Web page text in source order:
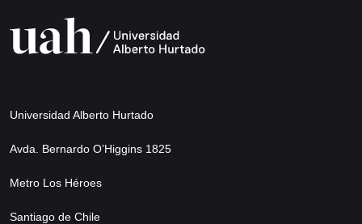
Universidad Alberto Hurtado
Avda. Bernardo O’Higgins 1825
Metro Los Héroes
Santiago de Chile